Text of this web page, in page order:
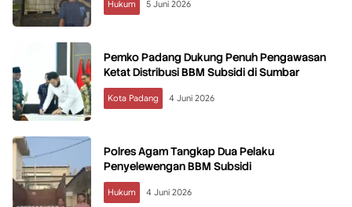
Hukum 5 Juni 2026
Pemko Padang Dukung Penuh Pengawasan
Ketat Distribusi BBM Subsidi di Sumbar
Kota Padang 4 Juni 2026
Polres Agam Tangkap Dua Pelaku
Penyelewengan BBM Subsidi
Hukum 4 Juni 2026